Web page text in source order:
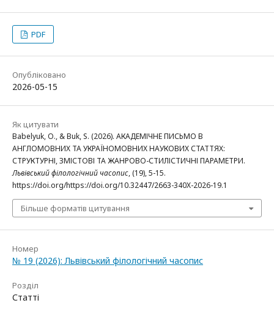
PDF
Опубліковано
2026-05-15
Як цитувати
Babelyuk, O., & Buk, S. (2026). АКАДЕМІЧНЕ ПИСЬМО В
АНГЛОМОВНИХ ТА УКРАЇНОМОВНИХ НАУКОВИХ СТАТТЯХ:
СТРУКТУРНІ, ЗМІСТОВІ ТА ЖАНРОВО-СТИЛІСТИЧНІ ПАРАМЕТРИ.
Львівський філологічний часопис, (19), 5-15.
https://doi.org/https://doi.org/10.32447/2663-340X-2026-19.1
Більше форматів цитування
Номер
№ 19 (2026): Львівський філологічний часопис
Розділ
Статті